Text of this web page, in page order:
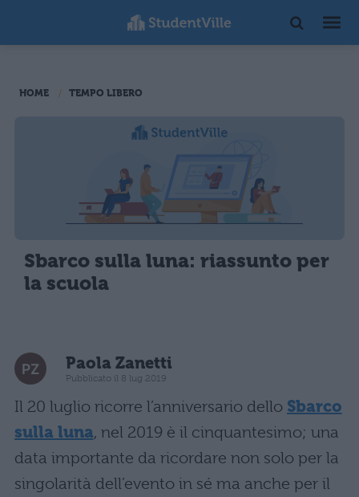
HOME TEMPO LIBERO
Sbarco sulla luna: riassunto per
la scuola
Paola Zanetti
Pubblicato il 8 lug 2019
Il 20 luglio ricorre l’anniversario dello Sbarco
sulla luna, nel 2019 è il cinquantesimo; una
data importante da ricordare non solo per la
singolarità dell’evento in sé ma anche per il